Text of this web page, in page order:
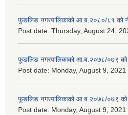
फुङलिङ नगरपालिकाको आ.ब.२०८०/८१ को
Post date: Thursday, August 24,
फूङलिङ नगरपालिकाको आ.ब.२०७८/०७९ को
Post date: Monday, August 9,
फूङलिङ नगरपालिकाको आ.ब.२०७८/०७९ को
Post date: Monday, August 9,